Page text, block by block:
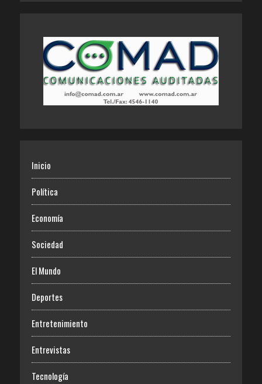
Inicio
Política
Economía
Sociedad
El Mundo
Deportes
Entretenimiento
Entrevistas
Tecnología